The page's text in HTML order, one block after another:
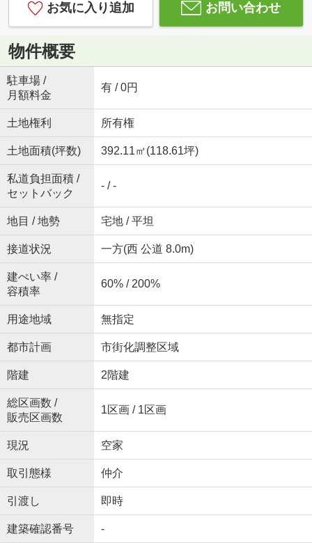
お気に入り追加 お問い合わせ
物件概要
駐車場 /
月額料金
有 / 0円
土地権利 所有権
土地面積(坪数) 392.11㎡(118.61坪)
私道負担面積 /
セットバック
- / -
地目 / 地勢 宅地 / 平坦
接道状況 一方(西 公道 8.0m)
建ぺい率 /
容積率
60% / 200%
用途地域 無指定
都市計画 市街化調整区域
階建 2階建
総区画数 /
販売区画数
1区画 / 1区画
現況 空家
取引態様 仲介
引渡し 即時
建築確認番号 -